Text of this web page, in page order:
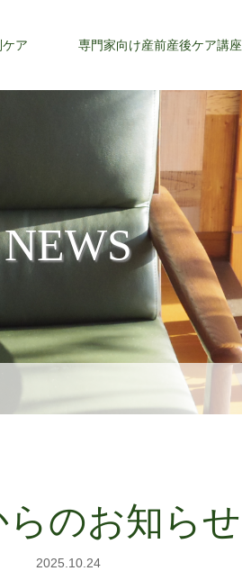
ア 専門家向け産前産後ケア講座
NEWS
らのお知らせ
2025.10.24